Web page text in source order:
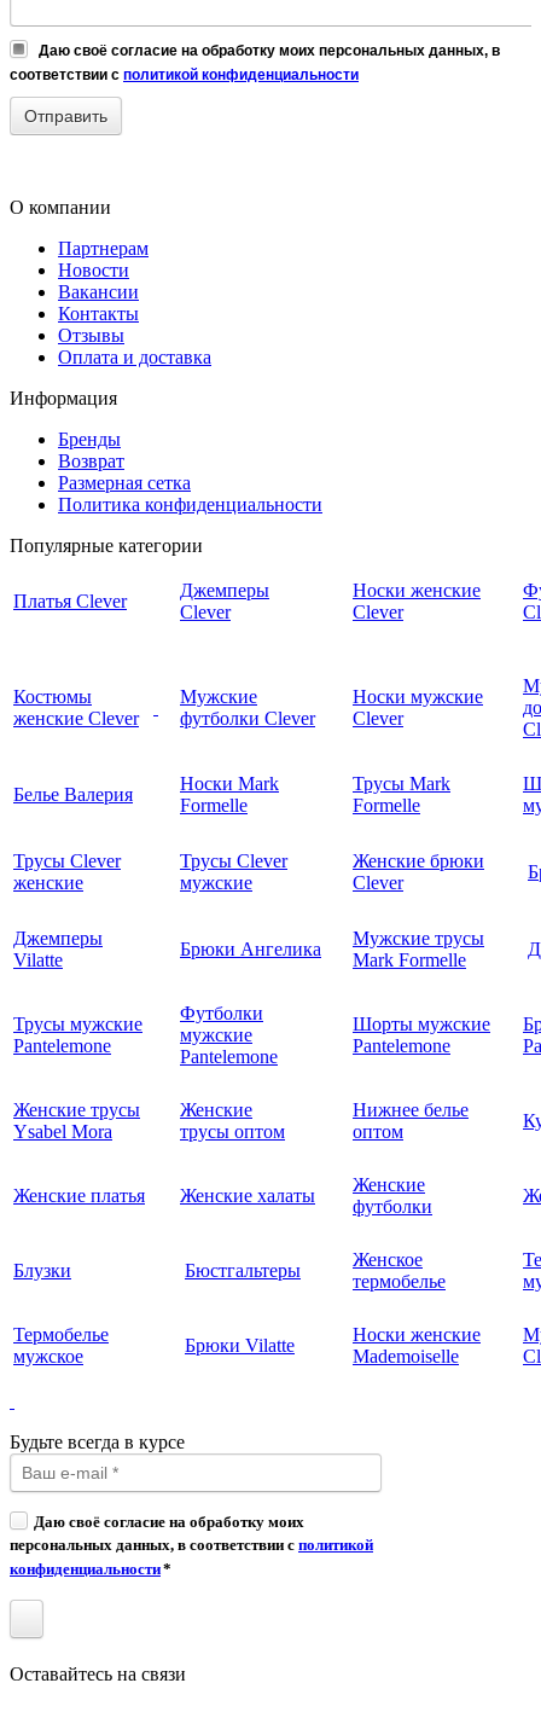
Даю своё согласие на обработку моих персональных данных, в
соответствии с политикой конфиденциальности
О компании
Партнерам
Новости
Вакансии
Контакты
Отзывы
Оплата и доставка
Информация
Бренды
Возврат
Размерная сетка
Политика конфиденциальности
Популярные категории
Платья Clever
Джемперы
Clever
Носки женские
Clever
Костюмы
женские Clever
Мужские
футболки Clever
Носки мужские
Clever
Белье Валерия
Носки Mark
Formelle
Трусы Mark
Formelle
Трусы Clever
женские
Трусы Clever
мужские
Женские брюки
Clever
Джемперы
Vilatte
Брюки Ангелика
Мужские трусы
Mark Formelle
Трусы мужские
Pantelemone
Футболки
мужские
Pantelemone
Шорты мужские
Pantelemone
Женские трусы
Ysabel Mora
Женские
трусы оптом
Нижнее белье
оптом
Женские платья Женские халаты
Женские
футболки
Блузки Бюстгальтеры
Женское
термобелье
Термобелье
мужское
Брюки Vilatte
Носки женские
Mademoiselle
Будьте всегда в курсе
Даю своё согласие на обработку моих
персональных данных, в соответствии с политикой
конфиденциальности*
Оставайтесь на связи